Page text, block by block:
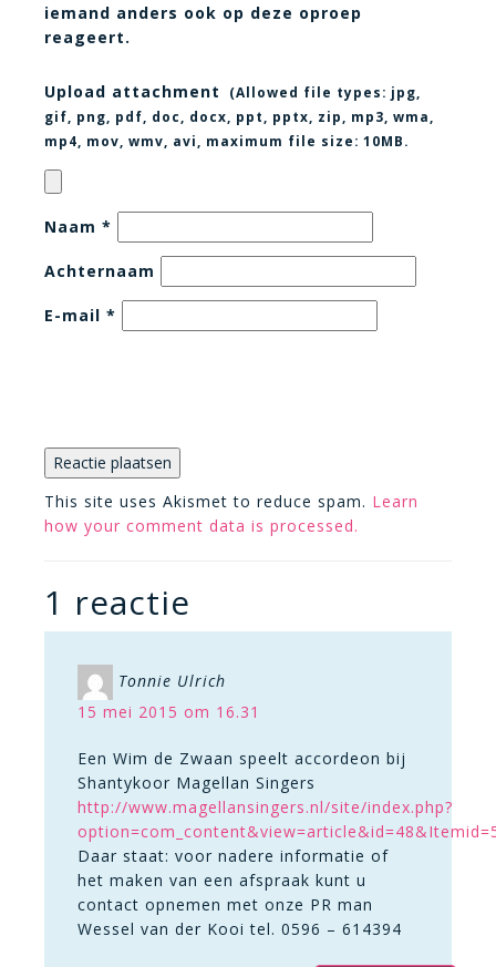
iemand anders ook op deze oproep
reageert.
Upload attachment (Allowed file types: jpg,
gif, png, pdf, doc, docx, ppt, pptx, zip, mp3, wma,
mp4, mov, wmv, avi
, maximum file size: 10MB.
Naam *
Achternaam
E-mail *
This site uses Akismet to reduce spam. Learn
how your comment data is processed.
1 reactie
Tonnie Ulrich
15 mei 2015 om 16.31
Een Wim de Zwaan speelt accordeon bij
Shantykoor Magellan Singers
http://www.magellansingers.nl/site/index.php?
Daar staat: voor nadere informatie of
het maken van een afspraak kunt u
contact opnemen met onze PR man
Wessel van der Kooi tel. 0596 – 614394